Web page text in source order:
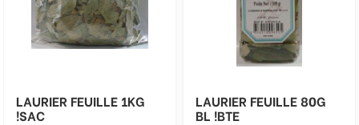
LAURIER FEUILLE 1KG
!SAC
LAURIER FEUILLE 80G
BL !BTE